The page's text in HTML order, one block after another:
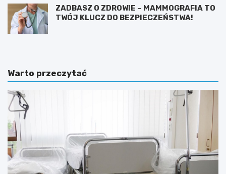
ZADBASZ O ZDROWIE – MAMMOGRAFIA TO
TWÓJ KLUCZ DO BEZPIECZEŃSTWA!
Warto przeczytać